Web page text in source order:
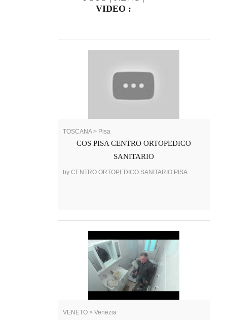
VIDEO :
TOSCANA > Pisa
COS PISA CENTRO ORTOPEDICO
SANITARIO
by CENTRO ORTOPEDICO SANITARIO PISA
VENETO > Venezia